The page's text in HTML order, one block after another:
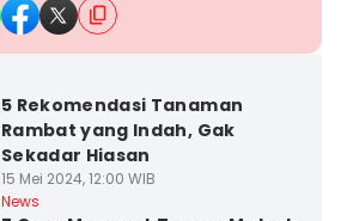
5 Rekomendasi Tanaman
Rambat yang Indah, Gak
Sekadar Hiasan
15 Mei 2024, 12:00 WIB
News